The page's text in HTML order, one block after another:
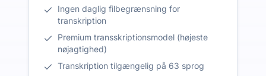
Ingen daglig filbegrænsning for
transkription
Premium transskriptionsmodel (højeste
nøjagtighed)
Transkription tilgængelig på 63 sprog